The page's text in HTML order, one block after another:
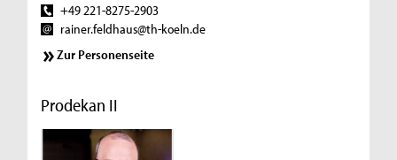
+49 221-8275-2903
rainer.feldhaus@th-koeln.de
Zur Personenseite
Prodekan II